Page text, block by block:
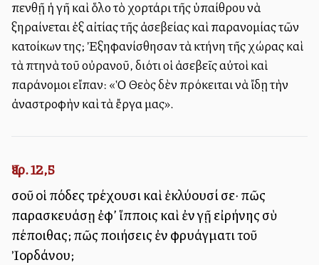
πενθῇ ἡ γῆ καὶ ὅλο τὸ χορτάρι τῆς ὑπαίθρου νὰ
ξηραίνεται ἐξ αἰτίας τῆς ἀσεβείας καὶ παρανομίας τῶν
κατοίκων της; Ἐξηφανίσθησαν τὰ κτήνη τῆς χώρας καὶ
τὰ πτηνὰ τοῦ οὐρανοῦ, διότι οἱ ἀσεβεῖς αὐτοὶ καὶ
παράνομοι εἴπαν: «Ὁ Θεὸς δὲν πρόκειται νὰ ἴδῃ τὴν
ἀναστροφὴν καὶ τὰ ἔργα μας».
Ἰερ. 12,5
σοῦ οἱ πόδες τρέχουσι καὶ ἐκλύουσί σε· πῶς
παρασκευάσῃ ἐφ’ ἵπποις καὶ ἐν γῇ εἰρήνης σὺ
πέποιθας; πῶς ποιήσεις ἐν φρυάγματι τοῦ
Ἰορδάνου;